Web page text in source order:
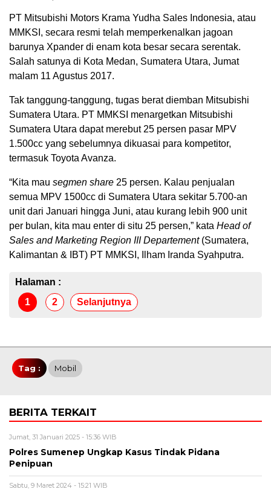
PT Mitsubishi Motors Krama Yudha Sales Indonesia, atau
MMKSI, secara resmi telah memperkenalkan jagoan
barunya Xpander di enam kota besar secara serentak.
Salah satunya di Kota Medan, Sumatera Utara, Jumat
malam 11 Agustus 2017.
Tak tanggung-tanggung, tugas berat diemban Mitsubishi
Sumatera Utara. PT MMKSI menargetkan Mitsubishi
Sumatera Utara dapat merebut 25 persen pasar MPV
1.500cc yang sebelumnya dikuasai para kompetitor,
termasuk Toyota Avanza.
“Kita mau segmen share 25 persen. Kalau penjualan
semua MPV 1500cc di Sumatera Utara sekitar 5.700-an
unit dari Januari hingga Juni, atau kurang lebih 900 unit
per bulan, kita mau enter di situ 25 persen,” kata Head of
Sales and Marketing Region III Departement (Sumatera,
Kalimantan & IBT) PT MMKSI, Ilham Iranda Syahputra.
Halaman :
1
2 Selanjutnya
Tag : Mobil
BERITA TERKAIT
Jumat, 31 Januari 2025 - 15:36 WIB
Polres Sumenep Ungkap Kasus Tindak Pidana
Penipuan
Sabtu, 9 Maret 2024 - 15:21 WIB